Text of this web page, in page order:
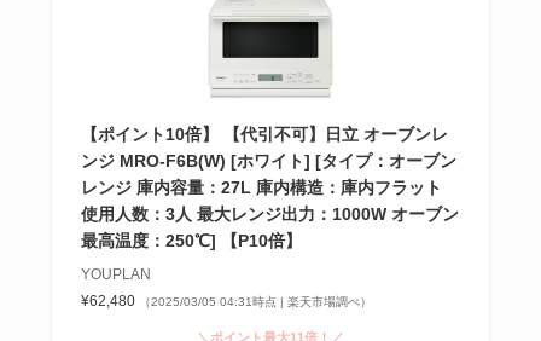
【ポイント10倍】 【代引不可】日立 オーブンレ
ンジ MRO-F6B(W) [ホワイト] [タイプ：オーブン
レンジ 庫内容量：27L 庫内構造：庫内フラット
使用人数：3人 最大レンジ出力：1000W オーブン
最高温度：250℃] 【P10倍】
YOUPLAN
¥62,480
（2025/03/05 04:31時点 | 楽天市場調べ）
＼ポイント最大11倍！／